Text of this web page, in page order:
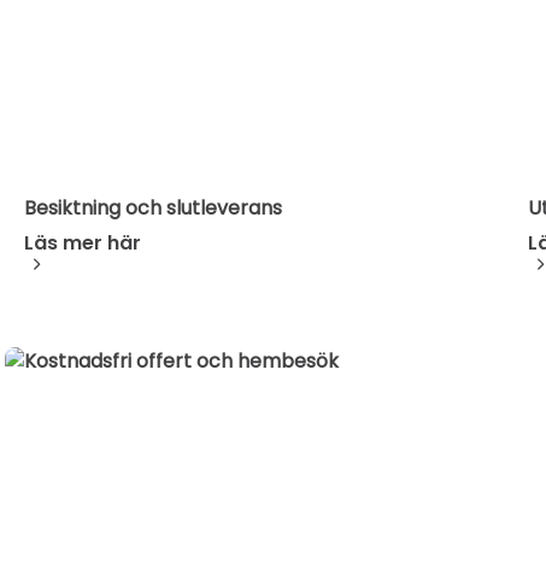
Besiktning och slutleverans
Läs mer här